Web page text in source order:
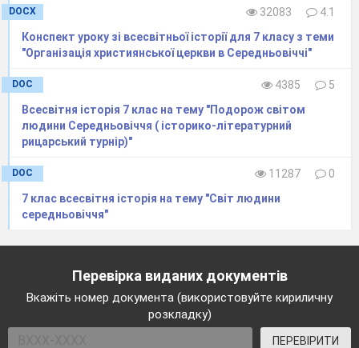
DOCX 32083
4.1
Конспект уроку зі всесвітньої історії для 7 класу з теми
"Організація християнської церкви в Середньовіччі"
DOC 4385
5
Всесвітня історія 7 клас на тему "Подорож світом
людини Середньовіччя ( історико-літературний
рицарський турнір)"
DOC 11287
0
7 клас всесвітня історія на тему "Світ людини
середньовіччя"
Перевірка виданих документів
Вкажіть номер документа (використовуйте кириличну
розкладку)
ПЕРЕВІРИТИ